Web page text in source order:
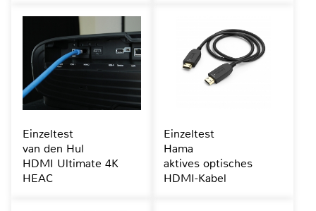
Einzeltest
van den Hul
HDMI Ultimate 4K
HEAC
Einzeltest
Hama
aktives optisches
HDMI-Kabel